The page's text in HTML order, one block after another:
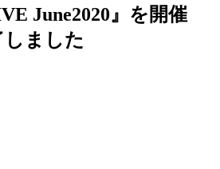
June2020』を開催
しました